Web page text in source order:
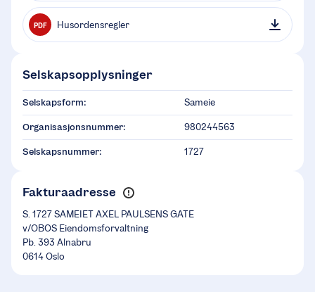
PDF Husordensregler
Selskapsopplysninger
Selskapsform: Sameie
Organisasjonsnummer: 980244563
Selskapsnummer: 1727
Fakturaadresse
S. 1727 SAMEIET AXEL PAULSENS GATE
v/OBOS Eiendomsforvaltning
Pb. 393 Alnabru
0614 Oslo